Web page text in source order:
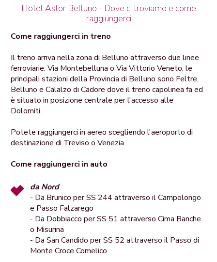
Hotel Astor Belluno - Dove ci troviamo e come
raggiungerci
Come raggiungerci in treno
Il treno arriva nella zona di Belluno attraverso due linee
ferroviarie: Via Montebelluna o Via Vittorio Veneto, le
principali stazioni della Provincia di Belluno sono Feltre,
Belluno e Calalzo di Cadore dove il treno capolinea fa ed
è situato in posizione centrale per l'accesso alle
Dolomiti.
Potete raggiungerci in aereo scegliendo l'aeroporto di
destinazione di Treviso o Venezia
Come raggiungerci in auto
da Nord
- Da Brunico per SS 244 attraverso il Campolongo
e Passo Falzarego
- Da Dobbiacco per SS 51 attraverso Cima Banche
o Misurina
- Da San Candido per SS 52 attraverso il Passo di
Monte Croce Comelico